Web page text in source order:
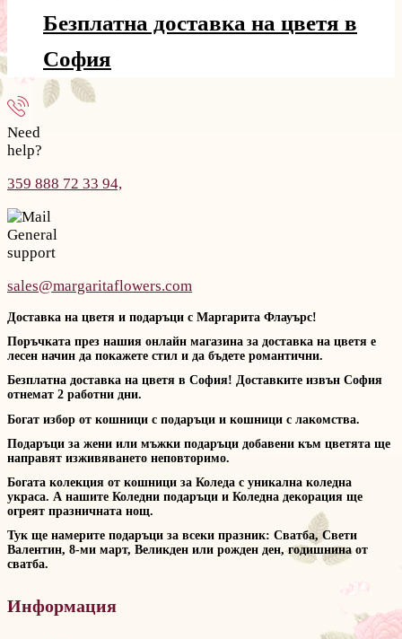
Безплатна доставка на цветя в
София
Need
help?
359 888 72 33 94,
General
support
sales@margaritaflowers.com
Доставка на цветя и подаръци с Маргарита Флауърс!
Поръчката през нашия онлайн магазина за доставка на цветя е
лесен начин да покажете стил и да бъдете романтични.
Безплатна доставка на цветя в София! Доставките извън София
отнемат 2 работни дни.
Богат избор от кошници с подаръци и кошници с лакомства.
Подаръци за жени или мъжки подаръци добавени към цветята ще
направят изживяването неповторимо.
Богата колекция от кошници за Коледа с уникална коледна
украса. А нашите Коледни подаръци и Коледна декорация ще
огреят празничната нощ.
Тук ще намерите подаръци за всеки празник: Сватба, Свети
Валентин, 8-ми март, Великден или рожден ден, годишнина от
сватба.
Информация